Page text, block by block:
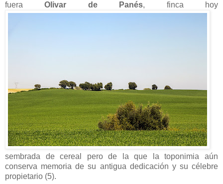
fueraOlivar de Panés, finca hoy
sembrada de cereal pero de la que la toponimia aún
conserva memoria de su antigua dedicación y su célebre
propietario (5).